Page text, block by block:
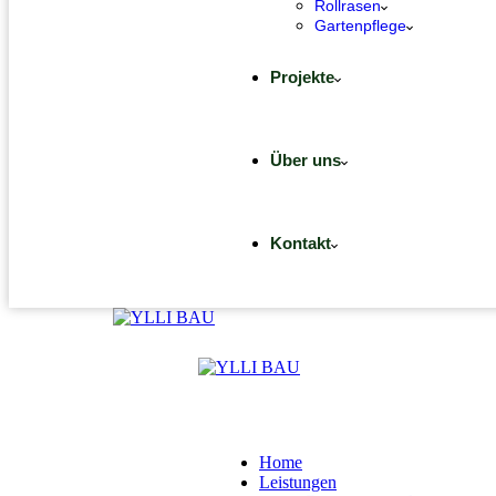
Rollrasen
Gartenpflege
Projekte
Über uns
Kontakt
Home
Leistungen